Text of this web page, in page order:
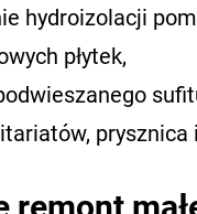
hydroizolacji
płytek,
prysznica